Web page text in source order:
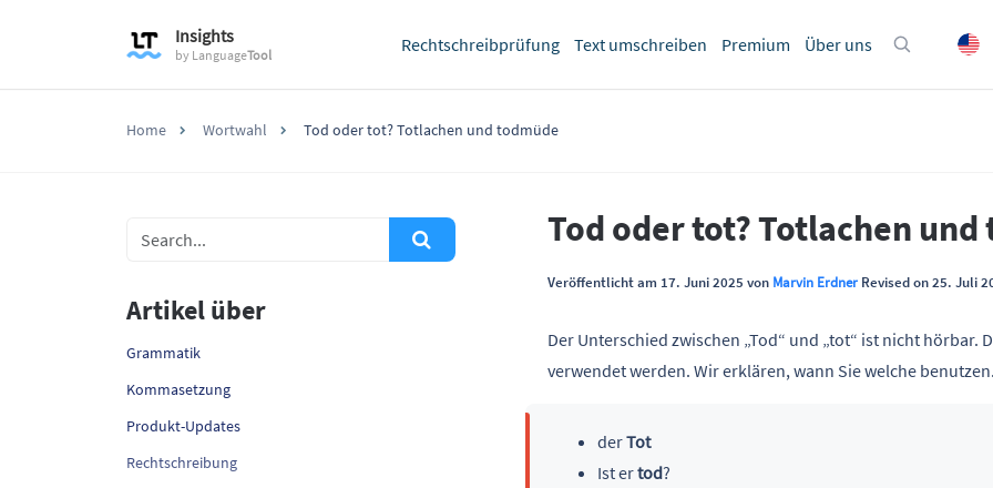
Insights
by LanguageTool Rechtschreibprüfung Text umschreiben Premium Über uns
Home Wortwahl Tod oder tot? Totlachen und todmüde
Tod oder tot? Totlachen
Veröffentlicht am 17. Juni 2025 von Marvin Erdner Revised on 25. Juli
Der Unterschied zwischen „Tod“ und „tot“ ist nicht hörbar.
verwendet werden. Wir erklären, wann Sie welche
derTot
Ist ertod?
Artikel über
Grammatik
Kommasetzung
Produkt-Updates
Rechtschreibung